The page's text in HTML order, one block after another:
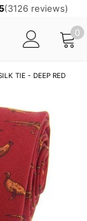
(3126 reviews)
0
TIE - DEEP RED